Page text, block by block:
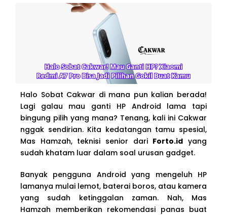
Halo Sobat Cakwar di mana pun kalian berada!
Lagi galau mau ganti HP Android lama tapi
bingung pilih yang mana? Tenang, kali ini Cakwar
nggak sendirian. Kita kedatangan tamu spesial,
Mas Hamzah, teknisi senior dari Forto.id yang
sudah khatam luar dalam soal urusan gadget.
Banyak pengguna Android yang mengeluh HP
lamanya mulai lemot, baterai boros, atau kamera
yang sudah ketinggalan zaman. Nah, Mas
Hamzah memberikan rekomendasi panas buat